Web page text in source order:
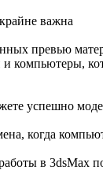
важна
превью
компьютеры,
успешно
когда
в 3dsMax